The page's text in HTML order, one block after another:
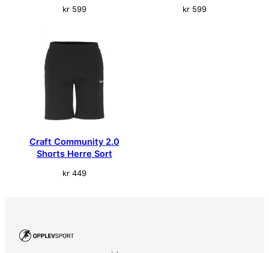
kr599 kr 599
Craft Community 2.0
Shorts Herre Sort
kr449